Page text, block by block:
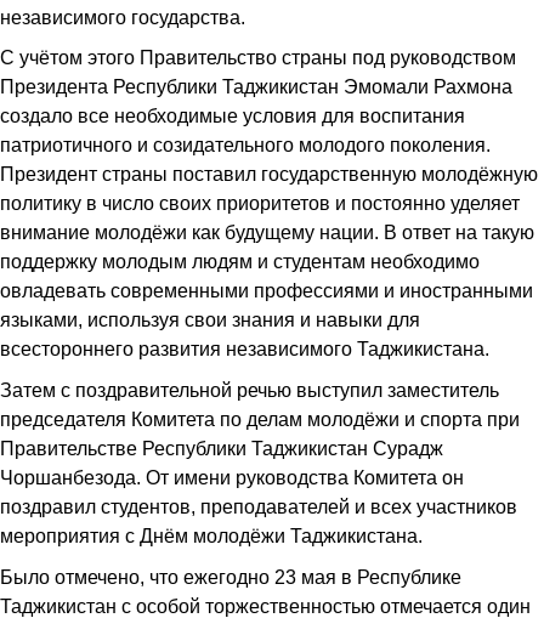
независимого государства.
С учётом этого Правительство страны под руководством
Президента Республики Таджикистан Эмомали Рахмона
создало все необходимые условия для воспитания
патриотичного и созидательного молодого поколения.
Президент страны поставил государственную молодёжную
политику в число своих приоритетов и постоянно уделяет
внимание молодёжи как будущему нации. В ответ на такую
поддержку молодым людям и студентам необходимо
овладевать современными профессиями и иностранными
языками, используя свои знания и навыки для
всестороннего развития независимого Таджикистана.
Затем с поздравительной речью выступил заместитель
председателя Комитета по делам молодёжи и спорта при
Правительстве Республики Таджикистан Сурадж
Чоршанбезода. От имени руководства Комитета он
поздравил студентов, преподавателей и всех участников
мероприятия с Днём молодёжи Таджикистана.
Было отмечено, что ежегодно 23 мая в Республике
Таджикистан с особой торжественностью отмечается один